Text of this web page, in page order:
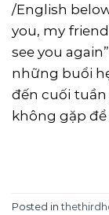
/English
you, my
see you
những buổi
đến cuối tuần
không gặp để
Posted in